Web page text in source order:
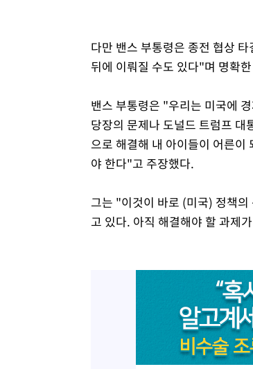
다만 밴스 부통령은 종전 협상
뒤에 이뤄질 수도 있다"며 명확
밴스 부통령은 "우리는 미국에
당장의 문제나 도널드 트럼프 대
으로 해결해 내 아이들이 어른
야 한다"고 주장했다.
그는 "이것이 바로 (미국) 정책
고 있다. 아직 해결해야 할 과제